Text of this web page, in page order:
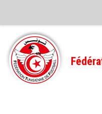
Feuille de match
FMI – 2022/2023
Ligue I – 2022/2023